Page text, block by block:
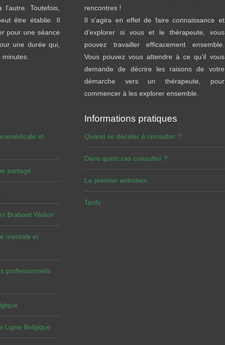
Toutefois,
être établie. Il
pour une séance
une durée qui,
rencontres !
Il s’agira en effet de faire connaissance et
d’explorer si vous et le thérapeute, vous
pouvez travailler efficacement ensemble.
Vous pouvez vous attendre à ce qu’il vous
demande de décrire les raisons de votre
démarche vers un thérapeute, pour
commencer à les explorer ensemble.
et
partagé
Brabant Wallon
mentale et
professionnels
Ligne Belgique
Informations pratiques
Quand se décider à consulter ?
Dans quels cas consulter ?
Le premier entretien
Tarifs